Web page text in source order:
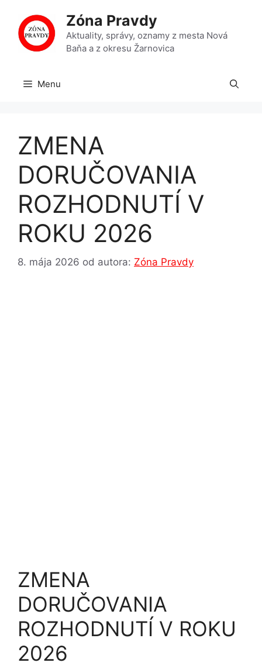
obsah
Zóna Pravdy
Aktuality, správy, oznamy z mesta Nová
Baňa a z okresu Žarnovica
Menu
ZMENA
DORUČOVANIA
ROZHODNUTÍ V
ROKU 2026
8. mája 2026 od autora: Zóna Pravdy
ZMENA
DORUČOVANIA
ROZHODNUTÍ V ROKU
2026